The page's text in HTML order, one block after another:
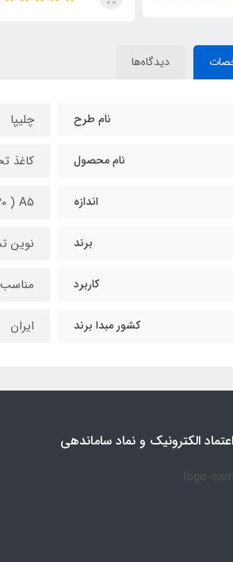
دیدگاه‌ها
نام طرح چلیپا
نام محصول کاغذ
اندازه A5 ( 14*20 سانتی‌متر)
برند نوین
کاربرد
کشور مبدا برند ایران
الکترونیک و نماد ساماندهی